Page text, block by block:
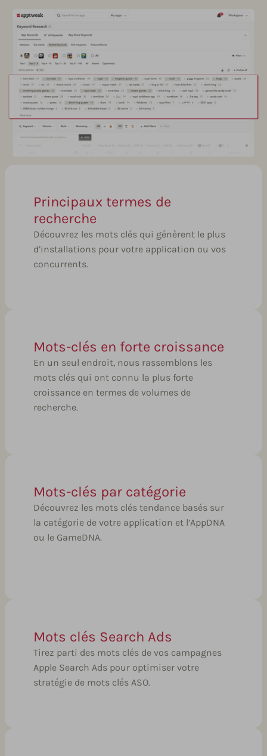
Principaux termes de
recherche
Découvrez les mots clés qui génèrent le plus
d’installations pour votre application ou vos
concurrents.
Mots-clés en forte croissance
En un seul endroit, nous rassemblons les
mots clés qui ont connu la plus forte
croissance en termes de volumes de
recherche.
Mots-clés par catégorie
Découvrez les mots clés tendance basés sur
la catégorie de votre application et l’AppDNA
ou le GameDNA.
Mots clés Search Ads
Tirez parti des mots clés de vos campagnes
Apple Search Ads pour optimiser votre
stratégie de mots clés ASO.